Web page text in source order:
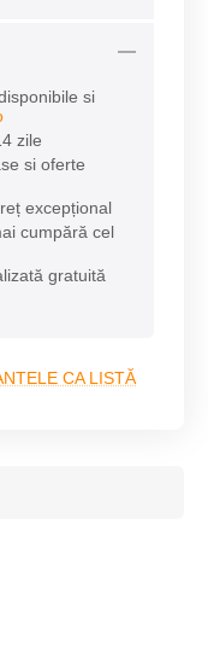
si
zile
si oferte
excepțional
cumpără cel
gratuită
CA LISTĂ